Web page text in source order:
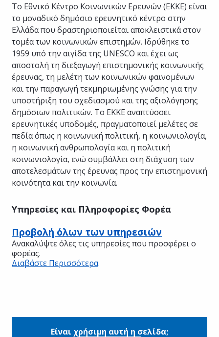
Το Εθνικό Κέντρο Κοινωνικών Ερευνών (ΕΚΚΕ) είναι
το μοναδικό δημόσιο ερευνητικό κέντρο στην
Ελλάδα που δραστηριοποιείται αποκλειστικά στον
τομέα των κοινωνικών επιστημών. Ιδρύθηκε το
1959 υπό την αιγίδα της UNESCO και έχει ως
αποστολή τη διεξαγωγή επιστημονικής κοινωνικής
έρευνας, τη μελέτη των κοινωνικών φαινομένων
και την παραγωγή τεκμηριωμένης γνώσης για την
υποστήριξη του σχεδιασμού και της αξιολόγησης
δημόσιων πολιτικών. Το ΕΚΚΕ αναπτύσσει
ερευνητικές υποδομές, πραγματοποιεί μελέτες σε
πεδία όπως η κοινωνική πολιτική, η κοινωνιολογία,
η κοινωνική ανθρωπολογία και η πολιτική
κοινωνιολογία, ενώ συμβάλλει στη διάχυση των
αποτελεσμάτων της έρευνας προς την επιστημονική
κοινότητα και την κοινωνία.
Υπηρεσίες και Πληροφορίες Φορέα
Προβολή όλων των υπηρεσιών
Ανακαλύψτε όλες τις υπηρεσίες που προσφέρει ο
φορέας.
Διαβάστε Περισσότερα
Είναι χρήσιμη αυτή η σελίδα;